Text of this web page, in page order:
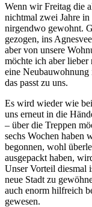
Wenn wir Freitag die
nichtmal zwei Jahre
nirgendwo gewohnt.
gezogen, ins
aber von unsere
möchte ich aber
eine
das passt zu uns.
Es wird wieder wie
uns erneut in die
– über die Treppen
sechs Wochen haben
begonnen, wohl
ausgepackt haben,
Unser Vorteil diesmal
neue Stadt zu
auch enorm hilfreich
gewesen.